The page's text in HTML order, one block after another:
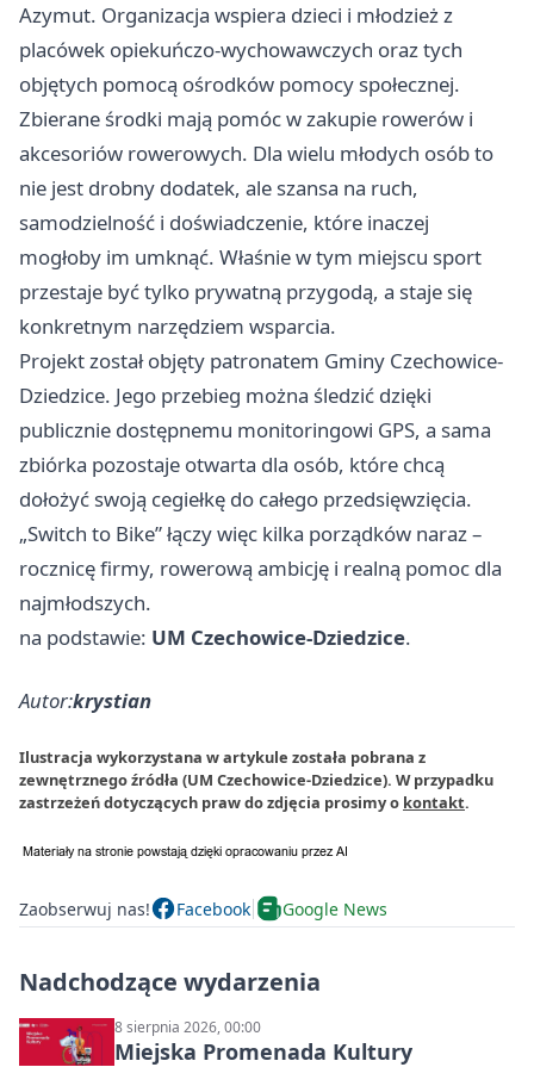
Azymut. Organizacja wspiera dzieci i młodzież z
placówek opiekuńczo-wychowawczych oraz tych
objętych pomocą ośrodków pomocy społecznej.
Zbierane środki mają pomóc w zakupie rowerów i
akcesoriów rowerowych. Dla wielu młodych osób to
nie jest drobny dodatek, ale szansa na ruch,
samodzielność i doświadczenie, które inaczej
mogłoby im umknąć. Właśnie w tym miejscu sport
przestaje być tylko prywatną przygodą, a staje się
konkretnym narzędziem wsparcia.
Projekt został objęty patronatem Gminy Czechowice-
Dziedzice. Jego przebieg można śledzić dzięki
publicznie dostępnemu monitoringowi GPS, a sama
zbiórka pozostaje otwarta dla osób, które chcą
dołożyć swoją cegiełkę do całego przedsięwzięcia.
„Switch to Bike” łączy więc kilka porządków naraz –
rocznicę firmy, rowerową ambicję i realną pomoc dla
najmłodszych.
na podstawie: UM Czechowice-Dziedzice.
Autor:krystian
Ilustracja wykorzystana w artykule została pobrana z
zewnętrznego źródła (UM Czechowice-Dziedzice). W przypadku
zastrzeżeń dotyczących praw do zdjęcia prosimy o kontakt.
Zaobserwuj nas! Facebook Google News
Nadchodzące wydarzenia
8 sierpnia 2026, 00:00
Miejska Promenada Kultury